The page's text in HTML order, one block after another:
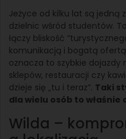
Jeżyce od kilku lat są jedną
dzielnic wśród studentów.
łączy bliskość
komunikacją i bogatą ofertą
oznacza to szybkie dojazdy
sklepów, restauracji czy
dzieje się „tu i teraz”. Taki
dla wielu osób to
Wilda –